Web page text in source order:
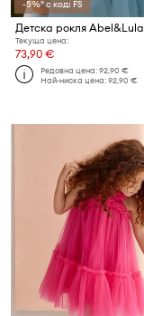
-5%* с код: FS
Детска рокля Abel&Lula
Текуща цена:
73,90 €
Редовна цена:92,90 €
Най-ниска цена:92,90 €